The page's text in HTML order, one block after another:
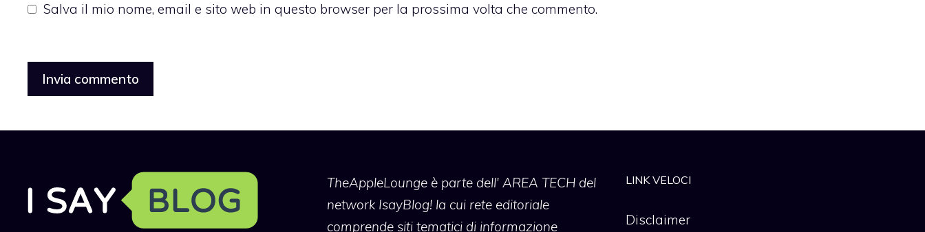
Salva il mio nome, email e sito web in questo browser per la prossima volta che commento.
TheAppleLoungeè parte dell' AREA TECH del
network IsayBlog! la cui rete editoriale
comprende siti tematici di informazione
LINK VELOCI
Disclaimer